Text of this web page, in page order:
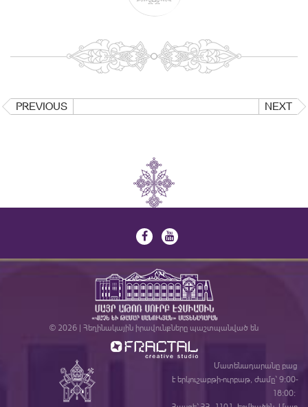
PREVIOUS NEXT
© 2026 | Հեղինակային իրավունքները պաշտպանված են
Մատենադարանը բաց
է երկուշաբթի-ուրբաթ, ժամը` 9:00-
18:00: